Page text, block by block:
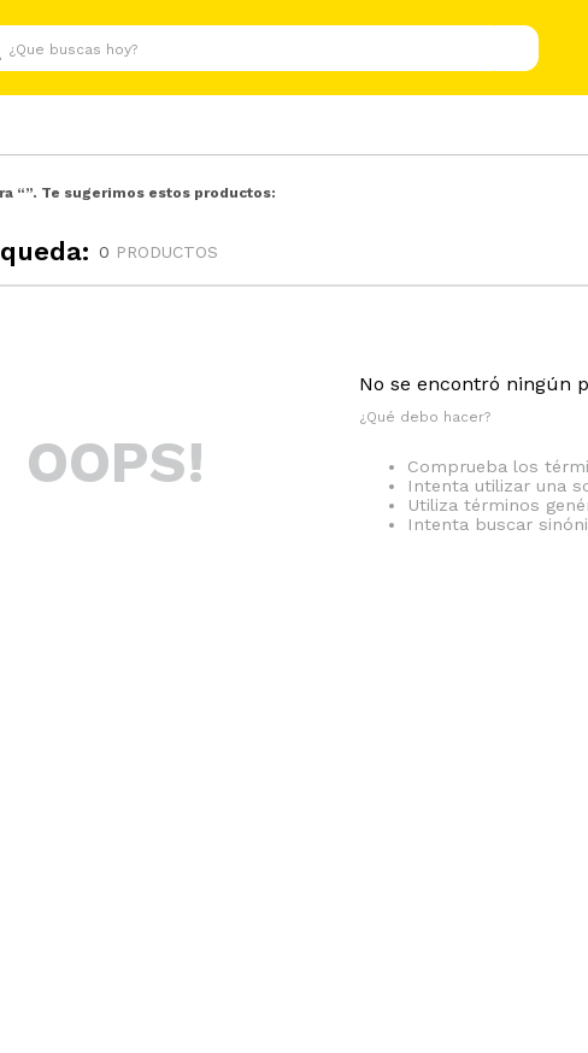
buscas hoy?
“”. Te sugerimos estos productos:
0 PRODUCTOS
OOPS!
No se encontró ningún
¿Qué debo hacer?
Comprueba los
Intenta utilizar una
Utiliza términos
Intenta buscar